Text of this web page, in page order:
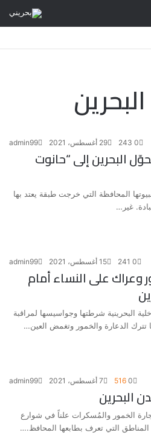
admin99 29 أغسطس، 2021 0
البحرين إلى “حانوت
المحافظة التي خرجت طبقة يعتد بها
غير…
admin99 15 أغسطس، 2021 0
على النساء أمام
البحرينية شرطتها وجواسيسها لمراقبة
تترك الدعارة والخمور وتغمض العين…
admin99 7 أغسطس، 2021 0
البحرين
الخمور والمُسكرات علناً في شوارع
التي تعرف بطابعها المحافظ.…